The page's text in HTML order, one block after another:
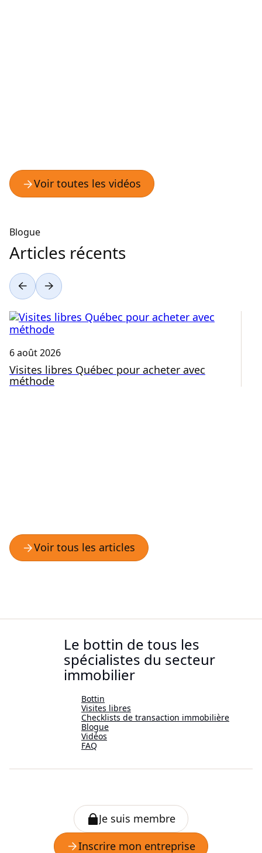
Blogue
Articles récents
6 août 2026
Visites libres Québec pour acheter avec
méthode
Le bottin de tous les
spécialistes du secteur
immobilier
Bottin
Visites libres
Checklists de transaction immobilière
Blogue
Vidéos
FAQ